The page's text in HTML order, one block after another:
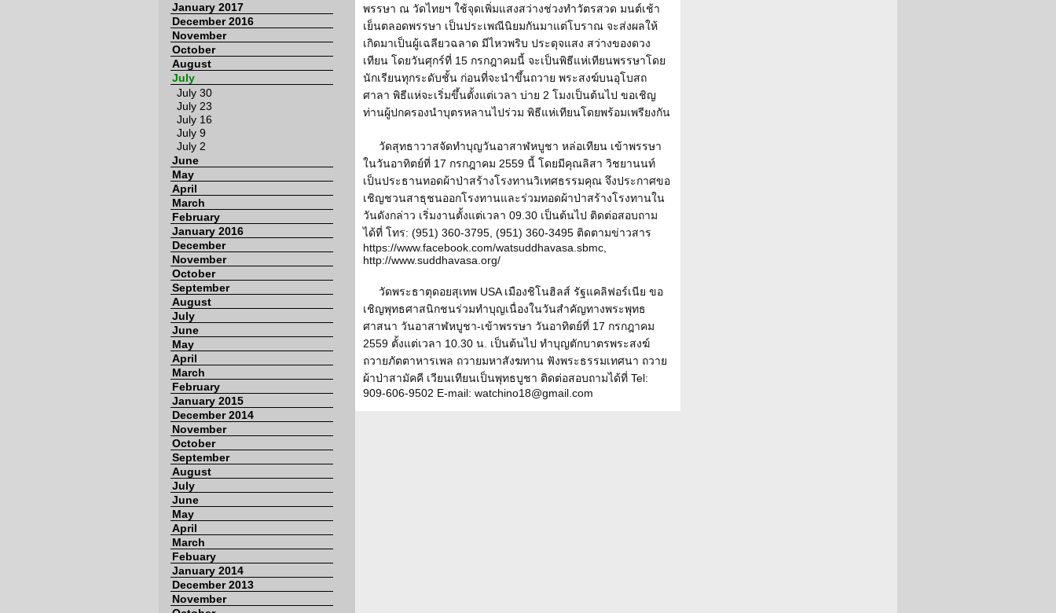
January 2017
December 2016
November
October
August
July
July 30
July 23
July 16
July 9
July 2
June
May
April
March
February
January 2016
December
November
October
September
August
July
June
May
April
March
February
January 2015
December 2014
November
October
September
August
July
June
May
April
March
Febuary
January 2014
December 2013
November
พรรษา ณ วัดไทยฯ ใช้จุดเพิ่มแสงสว่างช่วงทำวัตรสวด มนต์เช้า
เย็นตลอดพรรษา เป็นประเพณีนิยมกันมาแต่โบราณ จะส่งผลให้
เกิดมาเป็นผู้เฉลียวฉลาด มีไหวพริบ ประดุจแสง สว่างของดวง
เทียน โดยวันศุกร์ที่ 15 กรกฎาคมนี้ จะเป็นพิธีแห่เทียนพรรษาโดย
นักเรียนทุกระดับชั้น ก่อนที่จะนำขึ้นถวาย พระสงฆ์บนอุโบสถ
ศาลา พิธีแห่จะเริ่มขึ้นตั้งแต่เวลา บ่าย 2 โมงเป็นต้นไป ขอเชิญ
ท่านผู้ปกครองนำบุตรหลานไปร่วม พิธีแห่เทียนโดยพร้อมเพรียงกัน
วัดสุทธาวาสจัดทำบุญวันอาสาฬหบูชา หล่อเทียน เข้าพรรษา
ในวันอาทิตย์ที่ 17 กรกฎาคม 2559 นี้ โดยมีคุณลิสา วิชยานนท์
เป็นประธานทอดผ้าป่าสร้างโรงทานวิเทศธรรมคุณ จึงประกาศขอ
เชิญชวนสาธุชนออกโรงทานและร่วมทอดผ้าป่าสร้างโรงทานใน
วันดังกล่าว เริ่มงานตั้งแต่เวลา 09.30 เป็นต้นไป ติดต่อสอบถาม
ได้ที่ โทร: (951) 360-3795, (951) 360-3495 ติดตามข่าวสาร
https://www.facebook.com/watsuddhavasa.sbmc,
http://www.suddhavasa.org/
วัดพระธาตุดอยสุเทพ USA เมืองชิโนฮิลส์ รัฐแคลิฟอร์เนีย ขอ
เชิญพุทธศาสนิกชนร่วมทำบุญเนื่องในวันสำคัญทางพระพุทธ
ศาสนา วันอาสาฬหบูชา-เข้าพรรษา วันอาทิตย์ที่ 17 กรกฎาคม
2559 ตั้งแต่เวลา 10.30 น. เป็นต้นไป ทำบุญตักบาตรพระสงฆ์
ถวายภัตตาหารเพล ถวายมหาสังฆทาน ฟังพระธรรมเทศนา ถวาย
ผ้าป่าสามัคคี เวียนเทียนเป็นพุทธบูชา ติดต่อสอบถามได้ที่ Tel:
909-606-9502 E-mail: watchino18@gmail.com